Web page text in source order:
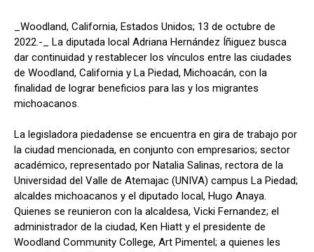
_Woodland, California, Estados Unidos; 13 de octubre de
2022.-_ La diputada local Adriana Hernández Íñiguez busca
dar continuidad y restablecer los vínculos entre las ciudades
de Woodland, California y La Piedad, Michoacán, con la
finalidad de lograr beneficios para las y los migrantes
michoacanos.
La legisladora piedadense se encuentra en gira de trabajo por
la ciudad mencionada, en conjunto con empresarios; sector
académico, representado por Natalia Salinas, rectora de la
Universidad del Valle de Atemajac (UNIVA) campus La Piedad;
alcaldes michoacanos y el diputado local, Hugo Anaya.
Quienes se reunieron con la alcaldesa, Vicki Fernandez; el
administrador de la ciudad, Ken Hiatt y el presidente de
Woodland Community College, Art Pimentel; a quienes les